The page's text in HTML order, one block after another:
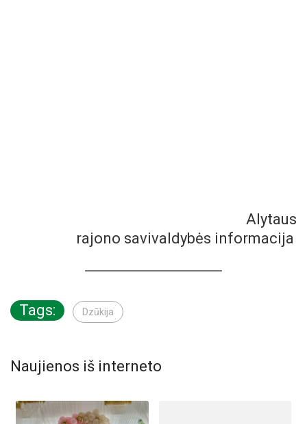
Alytaus
rajono savivaldybės informacija
Tags: Dzūkija
Naujienos iš interneto